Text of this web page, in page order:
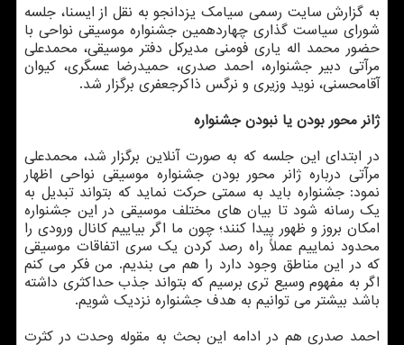
به گزارش سایت رسمی سیامک یزدانجو به نقل از ایسنا، جلسه
شورای سیاست گذاری چهاردهمین جشنواره موسیقی نواحی با
حضور محمد اله یاری فومنی مدیرکل دفتر موسیقی، محمدعلی
مرآتی دبیر جشنواره، احمد صدری، حمیدرضا عسگری، کیوان
آقامحسنی، نوید وزیری و نرگس ذاکرجعفری برگزار شد.
ژانر محور بودن یا نبودن جشنواره
در ابتدای این جلسه که به صورت آنلاین برگزار شد، محمدعلی
مرآتی درباره ژانر محور بودن جشنواره موسیقی نواحی اظهار
نمود: جشنواره باید به سمتی حرکت نماید که بتواند تبدیل به
یک رسانه شود تا بیان های مختلف موسیقی در این جشنواره
امکان بروز و ظهور پیدا کنند؛ چون ما اگر بیاییم کانال ورودی را
محدود نماییم عملاً راه رصد کردن یک سری اتفاقات موسیقی
که در این مناطق وجود دارد را هم می بندیم. من فکر می کنم
اگر به مفهوم وسیع تری برسیم که بتواند جذب حداکثری داشته
باشد بیشتر می توانیم به هدف جشنواره نزدیک شویم.
احمد صدری هم در ادامه این بحث به مقوله وحدت در کثرت